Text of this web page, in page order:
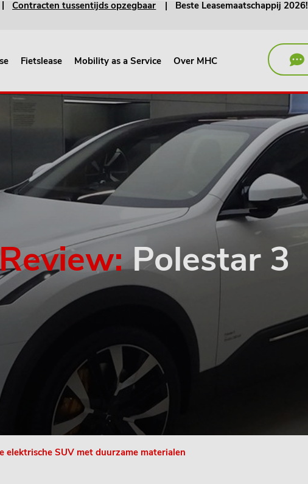
Contracten tussentijds opzegbaar Beste Leasemaatschappij 2026!
Fietslease Mobility as a Service Over MHC
Polestar 3
elektrische SUV met duurzame materialen